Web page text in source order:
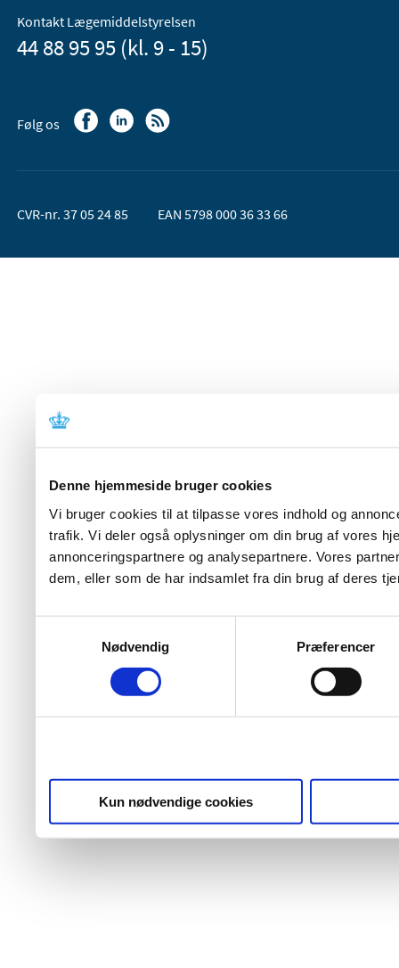
Denne hjemmeside bruger cookies
Vi bruger cookies til at tilpasse vores indhold og
trafik. Vi deler også oplysninger om din brug af vores
annonceringspartnere og analysepartnere. Vores
dem, eller som de har indsamlet fra din brug af deres
Nødvendig
Præferencer
Kun nødvendige cookies
Kontakt Lægemiddelstyrelsen
44 88 95 95 (kl. 9 - 15)
Følg os
CVR-nr. 37 05 24 85 EAN 5798 000 36 33 66